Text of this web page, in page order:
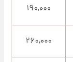
۱۹۰,۰۰۰
۲۶۰,۰۰۰